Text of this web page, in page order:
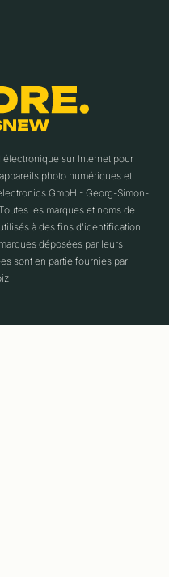
sur Internet pour
photo numériques et
GmbH - Georg-Simon-
les marques et noms de
à des fins d'identification
déposées par leurs
sont en partie fournies par